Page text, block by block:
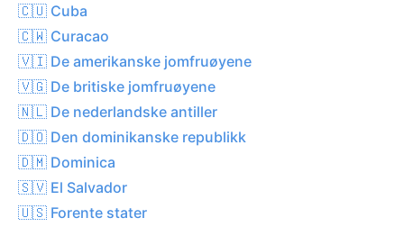
🇨🇺 Cuba
🇨🇼 Curacao
🇻🇮 De amerikanske jomfruøyene
🇻🇬 De britiske jomfruøyene
🇳🇱 De nederlandske antiller
🇩🇴 Den dominikanske republikk
🇩🇲 Dominica
🇸🇻 El Salvador
🇺🇸 Forente stater